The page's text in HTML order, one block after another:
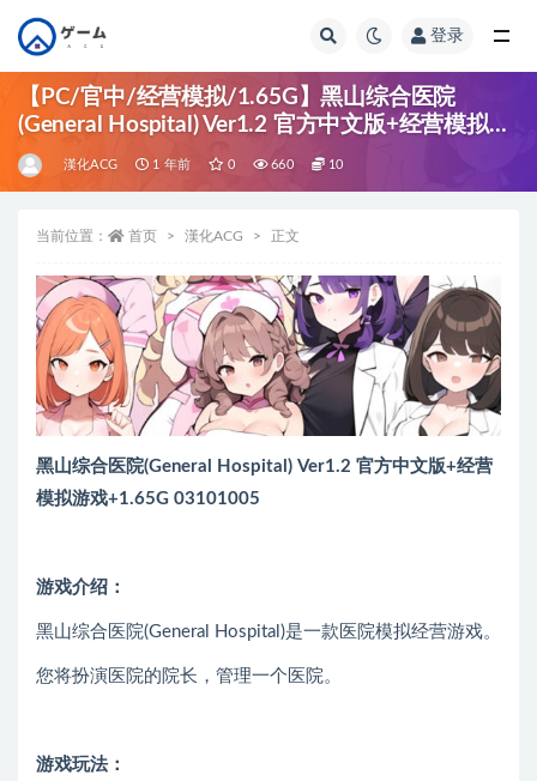
登录
【PC/官中/经营模拟/1.65G】黑山综合医院
(General Hospital) Ver1.2 官方中文版+经营模拟游
戏+1.65G
漢化ACG 1 年前 0 660 10
当前位置： 首页 漢化ACG 正文
黑山综合医院(General Hospital) Ver1.2 官方中文版+经营
模拟游戏+1.65G 03101005
游戏介绍：
黑山综合医院(General Hospital)是一款医院模拟经营游戏。
您将扮演医院的院长，管理一个医院。
游戏玩法：